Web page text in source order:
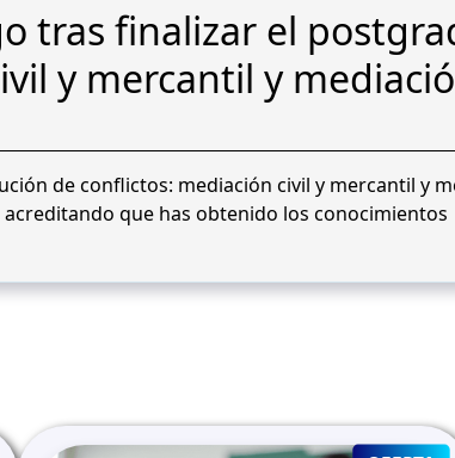
u
l
t
l
E
u
v
a
tras finalizar el
y mercantil y
de conflictos: mediación civil y mercantil y
que has obtenido los